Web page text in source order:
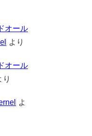
オール
より
オール
り
よ